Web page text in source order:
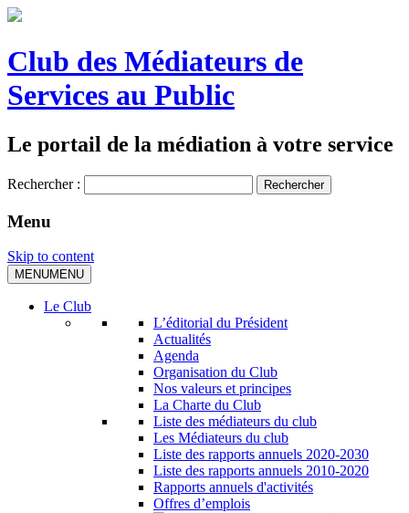
Club des Médiateurs de
Services au Public
Le portail de la médiation à votre service
Rechercher :
Menu
Skip to content
MENUMENU
Le Club
L’éditorial du Président
Actualités
Agenda
Organisation du Club
Nos valeurs et principes
La Charte du Club
Liste des médiateurs du club
Les Médiateurs du club
Liste des rapports annuels 2020-2030
Liste des rapports annuels 2010-2020
Rapports annuels d'activités
Offres d’emplois